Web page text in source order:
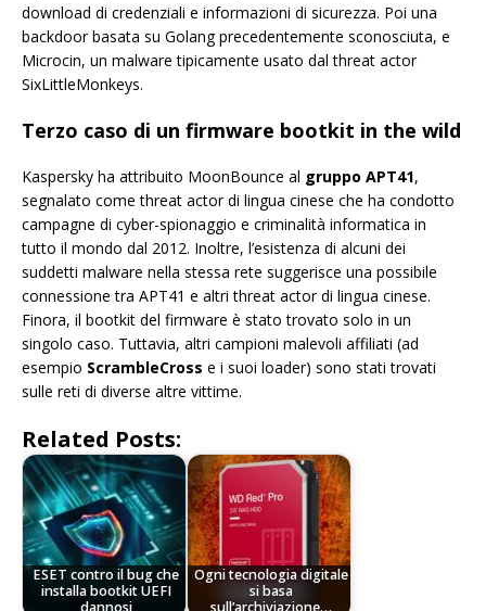
download di credenziali e informazioni di sicurezza. Poi una
backdoor basata su Golang precedentemente sconosciuta, e
Microcin, un malware tipicamente usato dal threat actor
SixLittleMonkeys.
Terzo caso di un firmware bootkit in the wild
Kaspersky ha attribuito MoonBounce al gruppo APT41,
segnalato come threat actor di lingua cinese che ha condotto
campagne di cyber-spionaggio e criminalità informatica in
tutto il mondo dal 2012. Inoltre, l’esistenza di alcuni dei
suddetti malware nella stessa rete suggerisce una possibile
connessione tra APT41 e altri threat actor di lingua cinese.
Finora, il bootkit del firmware è stato trovato solo in un
singolo caso. Tuttavia, altri campioni malevoli affiliati (ad
esempio ScrambleCross e i suoi loader) sono stati trovati
sulle reti di diverse altre vittime.
Related Posts:
ESET contro il bug che
installa bootkit UEFI
Ogni tecnologia digitale
si basa